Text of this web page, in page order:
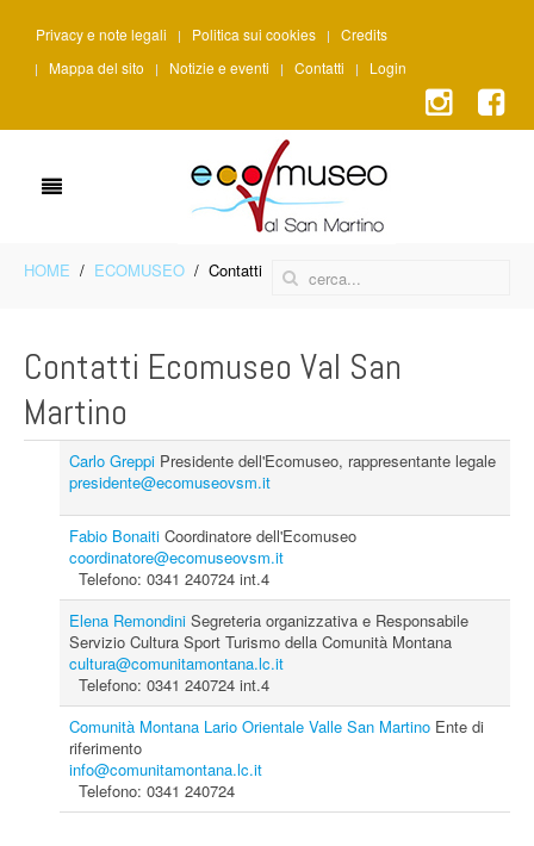
Privacy e note legali Politica sui cookies
Credits
Mappa del sito
Notizie e eventi Contatti Login
HOME ECOMUSEO Contatti
Contatti Ecomuseo Val San
Martino
Carlo Greppi Presidente dell'Ecomuseo, rappresentante legale
presidente@ecomuseovsm.it
Fabio Bonaiti Coordinatore dell'Ecomuseo
coordinatore@ecomuseovsm.it
Telefono: 0341 240724 int.4
Elena Remondini Segreteria organizzativa e Responsabile
Servizio Cultura Sport Turismo della Comunità Montana
cultura@comunitamontana.lc.it
Telefono: 0341 240724 int.4
Comunità Montana Lario Orientale Valle San Martino Ente di
riferimento
info@comunitamontana.lc.it
Telefono: 0341 240724